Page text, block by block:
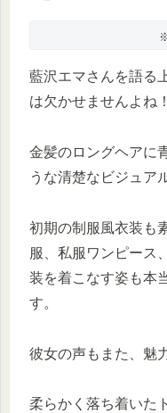
藍沢エマさんを語る
は欠かせませんよね
金髪のロングヘアに
うな清楚なビジュア
初期の制服風衣装も
服、私服ワンピース
装を着こなす姿も本
す。
彼女の声もまた、魅
柔らかく落ち着いた